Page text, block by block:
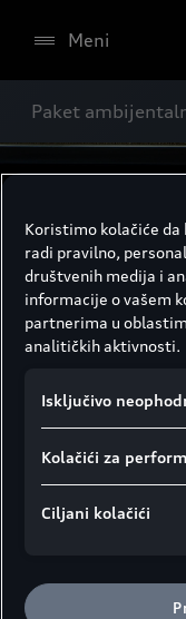
Meni
Paket
Koristimo kolačiće da
radi pravilno,
društvenih medija i
informacije o vašem
partnerima u
analitičkih aktivnosti.
Isključivo
Kolačići za
Ciljani kolačići